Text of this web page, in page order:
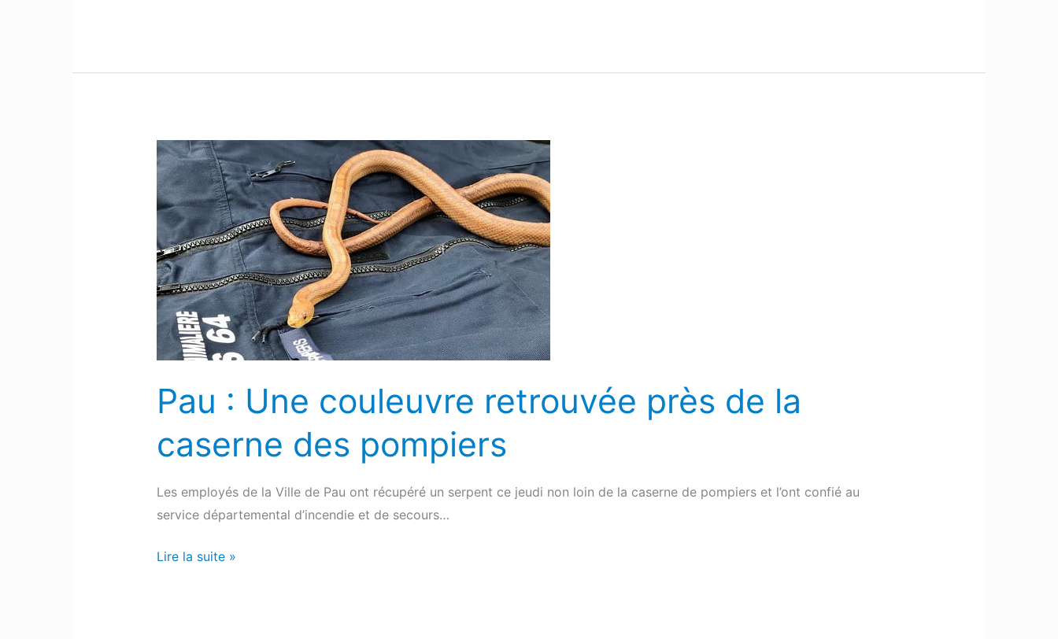
Pau : Une couleuvre retrouvée près de la
caserne des pompiers
Les employés de la Ville de Pau ont récupéré un serpent ce jeudi non loin de la caserne de pompiers et l’ont confié au
service départemental d’incendie et de secours…
Pau
:
Une
couleuvre
retrouvée
près
de
la
caserne
des
Lire la suite »